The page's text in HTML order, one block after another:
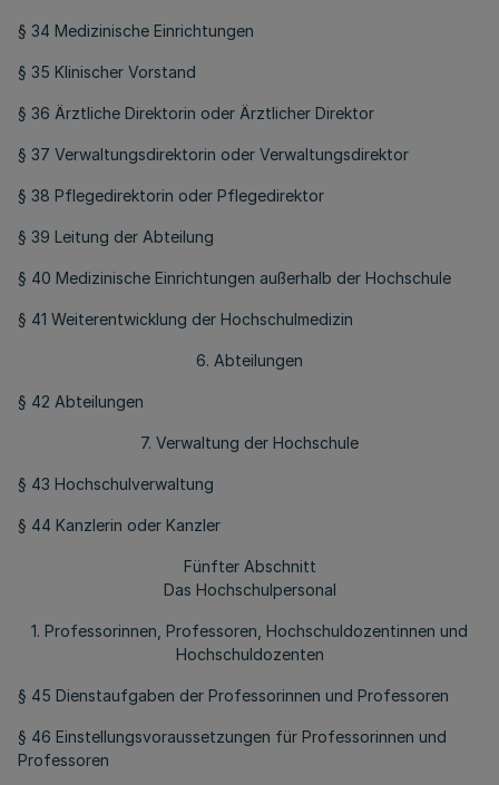
§ 34 Medizinische Einrichtungen
§ 35 Klinischer Vorstand
§ 36 Ärztliche Direktorin oder Ärztlicher Direktor
§ 37 Verwaltungsdirektorin oder Verwaltungsdirektor
§ 38 Pflegedirektorin oder Pflegedirektor
§ 39 Leitung der Abteilung
§ 40 Medizinische Einrichtungen außerhalb der Hochschule
§ 41 Weiterentwicklung der Hochschulmedizin
6. Abteilungen
§ 42 Abteilungen
7. Verwaltung der Hochschule
§ 43 Hochschulverwaltung
§ 44 Kanzlerin oder Kanzler
Fünfter Abschnitt
Das Hochschulpersonal
1. Professorinnen, Professoren, Hochschuldozentinnen und
Hochschuldozenten
§ 45 Dienstaufgaben der Professorinnen und Professoren
§ 46 Einstellungsvoraussetzungen für Professorinnen und
Professoren